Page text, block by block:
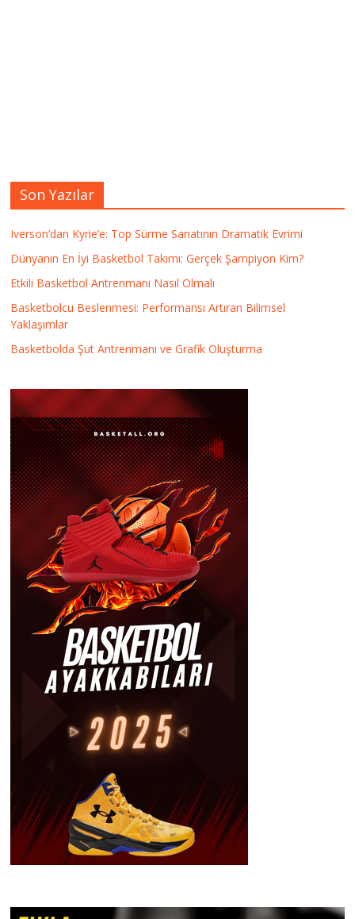
Son Yazılar
Iverson’dan Kyrie’e: Top Sürme Sanatının Dramatik Evrimi
Dünyanın En İyi Basketbol Takımı: Gerçek Şampiyon Kim?
Etkili Basketbol Antrenmanı Nasıl Olmalı
Basketbolcu Beslenmesi: Performansı Artıran Bilimsel
Yaklaşımlar
Basketbolda Şut Antrenmanı ve Grafik Oluşturma